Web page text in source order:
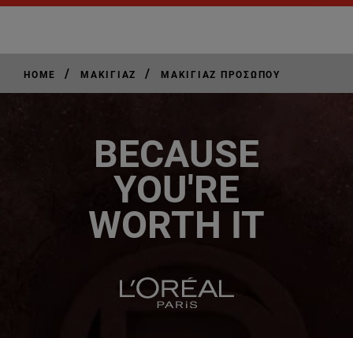
HOME / ΜΑΚΙΓΙΆΖ / ΜΑΚΙΓΙΆΖ ΠΡΟΣΏΠΟΥ
BECAUSE
YOU'RE
WORTH IT